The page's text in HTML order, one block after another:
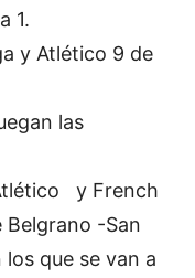
1.
y Atlético 9 de
las
y French
Belgrano -San
que se van a